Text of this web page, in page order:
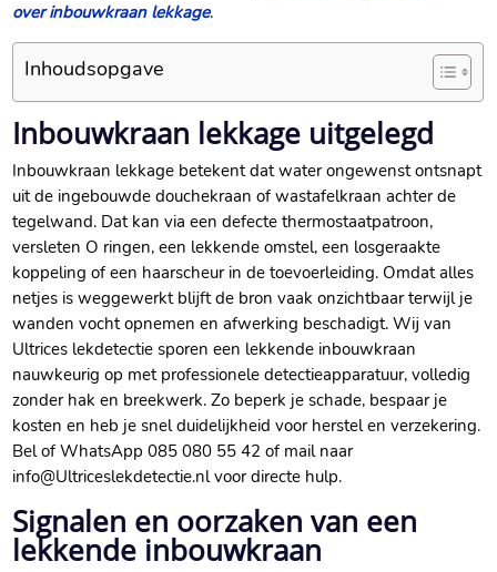
over inbouwkraan lekkage.
Inhoudsopgave
Inbouwkraan lekkage uitgelegd
Inbouwkraan lekkage betekent dat water ongewenst ontsnapt
uit de ingebouwde douchekraan of wastafelkraan achter de
tegelwand. Dat kan via een defecte thermostaatpatroon,
versleten O ringen, een lekkende omstel, een losgeraakte
koppeling of een haarscheur in de toevoerleiding. Omdat alles
netjes is weggewerkt blijft de bron vaak onzichtbaar terwijl je
wanden vocht opnemen en afwerking beschadigt. Wij van
Ultrices lekdetectie sporen een lekkende inbouwkraan
nauwkeurig op met professionele detectieapparatuur, volledig
zonder hak en breekwerk. Zo beperk je schade, bespaar je
kosten en heb je snel duidelijkheid voor herstel en verzekering.
Bel of WhatsApp 085 080 55 42 of mail naar
info@Ultriceslekdetectie.nl voor directe hulp.
Signalen en oorzaken van een
lekkende inbouwkraan